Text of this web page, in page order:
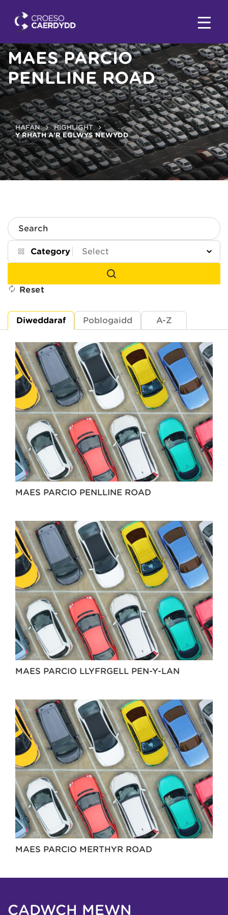
MAES PARCIO
PENLLINE ROAD
HAFAN
HIGHLIGHT
Y RHATH A'R EGLWYS NEWYDD
Search
Category
Reset
Diweddaraf Poblogaidd A-Z
MAES PARCIO PENLLINE ROAD
MAES PARCIO LLYFRGELL PEN-Y-LAN
MAES PARCIO MERTHYR ROAD
CADWCH MEWN